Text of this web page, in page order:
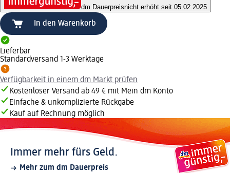
dm Dauerpreisnicht erhöht seit 05.02.2025
In den Warenkorb
Lieferbar
Standardversand 1-3 Werktage
Verfügbarkeit in einem dm Markt prüfen
Kostenloser Versand ab 49 € mit Mein dm Konto
Einfache & unkomplizierte Rückgabe
Kauf auf Rechnung möglich
Immer mehr fürs Geld.
Mehr zum dm Dauerpreis